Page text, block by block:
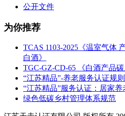
公开文件
为你推荐
TCAS 1103-2025《温室气体
白酒》
TGC-GZ-CD-65 《白酒产品
“江苏精品”-养老服务认证规则
“江苏精品”服务认证：居家养
绿色低碳乡村管理体系规范